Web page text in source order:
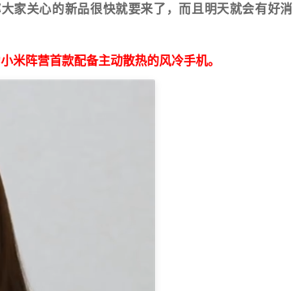
家关心的新品很快就要来了，而且明天就会有好消
米阵营首款配备主动散热的风冷手机。